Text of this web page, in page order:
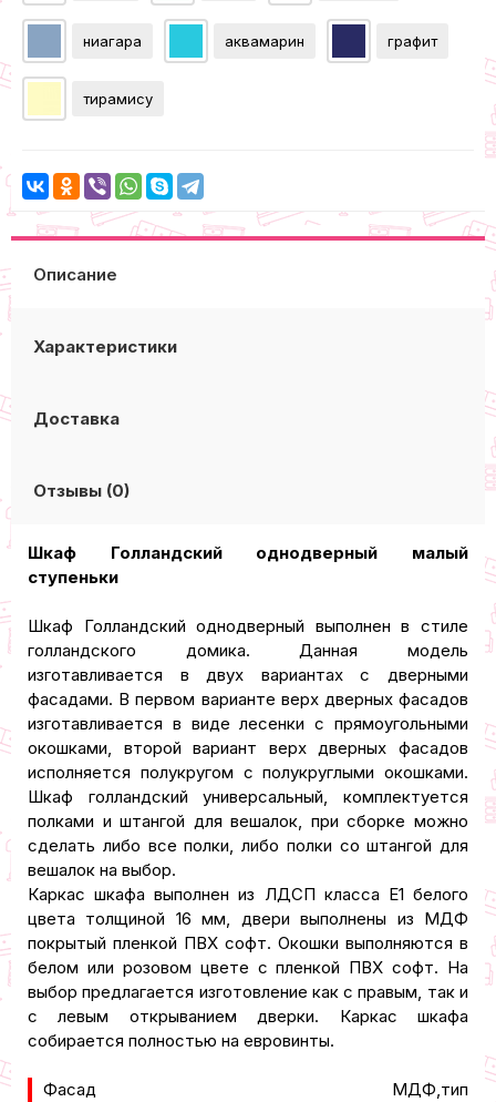
ниагара аквамарин графит
тирамису
Описание
Характеристики
Доставка
Отзывы (0)
Шкаф Голландский однодверный малый
ступеньки
Шкаф Голландский однодверный выполнен в стиле
голландского домика. Данная модель
изготавливается в двух вариантах с дверными
фасадами. В первом варианте верх дверных фасадов
изготавливается в виде лесенки с прямоугольными
окошками, второй вариант верх дверных фасадов
исполняется полукругом с полукруглыми окошками.
Шкаф голландский универсальный, комплектуется
полками и штангой для вешалок, при сборке можно
сделать либо все полки, либо полки со штангой для
вешалок на выбор.
Каркас шкафа выполнен из ЛДСП класса Е1 белого
цвета толщиной 16 мм, двери выполнены из МДФ
покрытый пленкой ПВХ софт. Окошки выполняются в
белом или розовом цвете с пленкой ПВХ софт. На
выбор предлагается изготовление как с правым, так и
с левым открыванием дверки. Каркас шкафа
собирается полностью на евровинты.
Фасад МДФ,тип